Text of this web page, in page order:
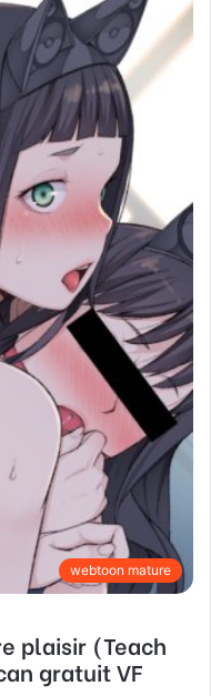
webtoon mature
plaisir (Teach
gratuit VF